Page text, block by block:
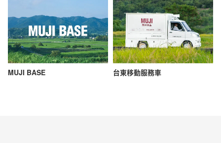
MUJI BASE 台東移動服務車